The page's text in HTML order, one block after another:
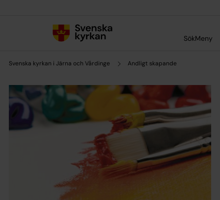
SökMeny
Svenska kyrkan i Järna och Vårdinge Andligt skapande